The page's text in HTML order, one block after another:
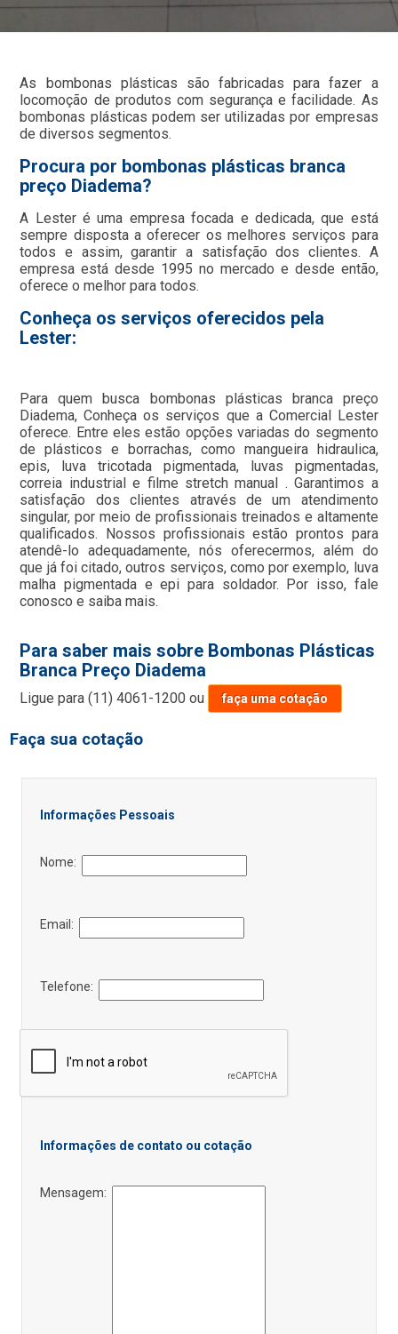
As bombonas plásticas são fabricadas para fazer a
locomoção de produtos com segurança e facilidade. As
bombonas plásticas podem ser utilizadas por empresas
de diversos segmentos.
Procura por bombonas plásticas branca
preço Diadema?
A Lester é uma empresa focada e dedicada, que está
sempre disposta a oferecer os melhores serviços para
todos e assim, garantir a satisfação dos clientes. A
empresa está desde 1995 no mercado e desde então,
oferece o melhor para todos.
Conheça os serviços oferecidos pela
Lester:
Para quem busca bombonas plásticas branca preço
Diadema, Conheça os serviços que a Comercial Lester
oferece. Entre eles estão opções variadas do segmento
de plásticos e borrachas, como mangueira hidraulica,
epis, luva tricotada pigmentada, luvas pigmentadas,
correia industrial e filme stretch manual . Garantimos a
satisfação dos clientes através de um atendimento
singular, por meio de profissionais treinados e altamente
qualificados. Nossos profissionais estão prontos para
atendê-lo adequadamente, nós oferecermos, além do
que já foi citado, outros serviços, como por exemplo, luva
malha pigmentada e epi para soldador. Por isso, fale
conosco e saiba mais.
Para saber mais sobre Bombonas Plásticas
Branca Preço Diadema
Ligue para(11) 4061-1200 ou faça uma cotação
Faça sua cotação
Informações Pessoais
Nome:
Email:
Telefone:
Informações de contato ou cotação
Mensagem: